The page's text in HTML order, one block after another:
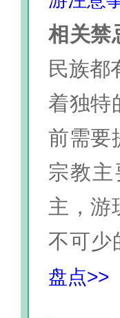
相关禁
民族都
着独特
前需要
宗教
主，游
不可少
盘点>>